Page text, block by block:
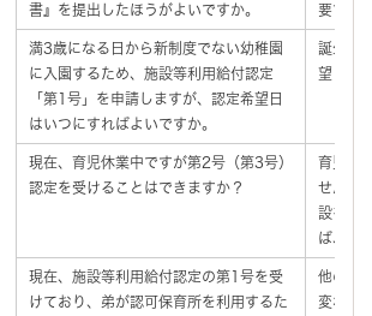
書』を提出したほうがよいですか。
要です
満3歳になる日から新制度でない幼稚園
に入園するため、施設等利用給付認定
「第1号」を申請しますが、認定希望日
はいつにすればよいですか。
誕生日
望日は
現在、育児休業中ですが第2号（第3号）
認定を受けることはできますか？
育児休
せん。
設を利
ば、認
現在、施設等利用給付認定の第1号を受
けており、弟が認可保育所を利用するた
他の兄
変わる